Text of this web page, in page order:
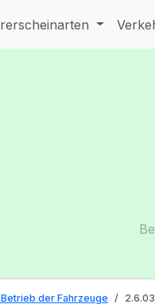
der Fahrzeuge